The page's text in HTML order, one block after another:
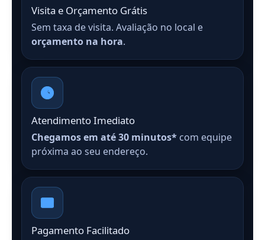
Visita e Orçamento Grátis
Sem taxa de visita. Avaliação no local e
orçamento na hora.
Atendimento Imediato
Chegamos em até 30 minutos* com equipe
próxima ao seu endereço.
Pagamento Facilitado